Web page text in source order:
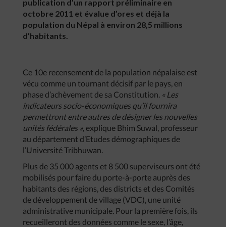
publication d’un rapport préliminaire en
octobre 2011 et évalue d’ores et déjà la
population du Népal à environ 28,5 millions
d’habitants.
Ce 10e recensement de la population népalaise est
vécu comme un tournant décisif par le pays, en
phase d’achèvement de sa Constitution. « Les
indicateurs socio-économiques qu’il fournira
permettront entre autres de désigner les nouvelles
unités fédérales », explique Bhim Suwal, professeur
au département d’Etudes démographiques de
l’Université Tribhuwan.
Plus de 35 000 agents et 8 500 superviseurs ont été
mobilisés pour faire du porte-à-porte auprès des
habitants des régions, des districts et des Comités
de développement de village (VDC), une unité
administrative municipale. Pour la première fois, ils
recueilleront des données comme le sexe, l’âge,